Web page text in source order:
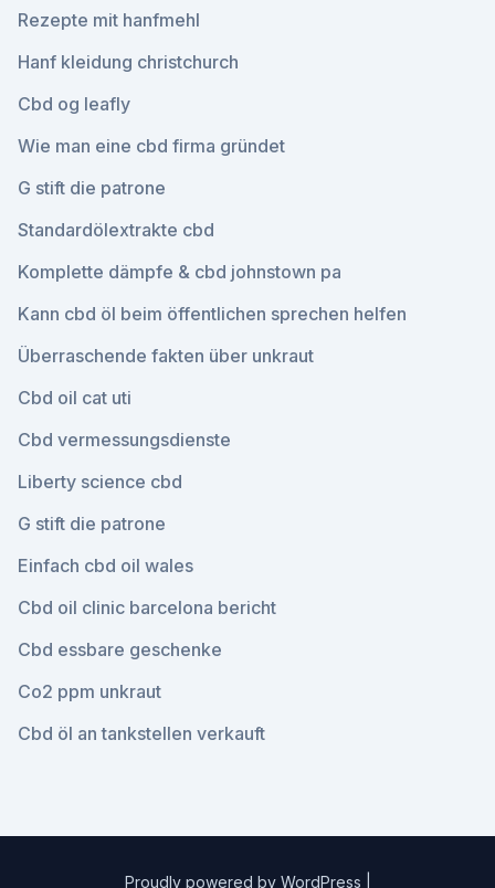
Rezepte mit hanfmehl
Hanf kleidung christchurch
Cbd og leafly
Wie man eine cbd firma gründet
G stift die patrone
Standardölextrakte cbd
Komplette dämpfe & cbd johnstown pa
Kann cbd öl beim öffentlichen sprechen helfen
Überraschende fakten über unkraut
Cbd oil cat uti
Cbd vermessungsdienste
Liberty science cbd
G stift die patrone
Einfach cbd oil wales
Cbd oil clinic barcelona bericht
Cbd essbare geschenke
Co2 ppm unkraut
Cbd öl an tankstellen verkauft
Proudly powered by WordPress